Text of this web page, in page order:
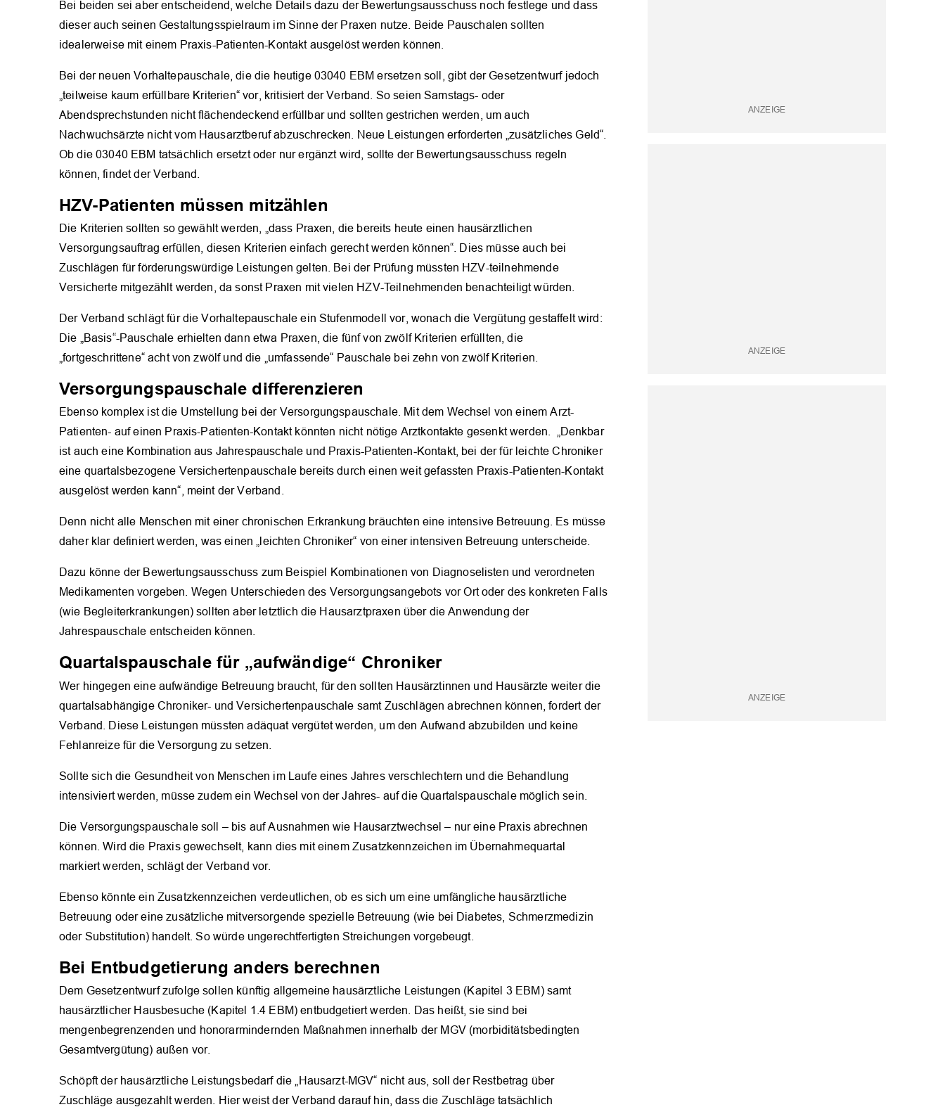
Bei beiden sei aber entscheidend, welche Details dazu der Bewertungsausschuss noch festlege und dass
dieser auch seinen Gestaltungsspielraum im Sinne der Praxen nutze. Beide Pauschalen sollten
idealerweise mit einem Praxis-Patienten-Kontakt ausgelöst werden können.
Bei der neuen Vorhaltepauschale, die die heutige 03040 EBM ersetzen soll, gibt der Gesetzentwurf jedoch
„teilweise kaum erfüllbare Kriterien“ vor, kritisiert der Verband. So seien Samstags- oder
Abendsprechstunden nicht flächendeckend erfüllbar und sollten gestrichen werden, um auch
Nachwuchsärzte nicht vom Hausarztberuf abzuschrecken. Neue Leistungen erforderten „zusätzliches Geld“.
Ob die 03040 EBM tatsächlich ersetzt oder nur ergänzt wird, sollte der Bewertungsausschuss regeln
können, findet der Verband.
HZV-Patienten müssen mitzählen
Die Kriterien sollten so gewählt werden, „dass Praxen, die bereits heute einen hausärztlichen
Versorgungsauftrag erfüllen, diesen Kriterien einfach gerecht werden können“. Dies müsse auch bei
Zuschlägen für förderungswürdige Leistungen gelten. Bei der Prüfung müssten HZV-teilnehmende
Versicherte mitgezählt werden, da sonst Praxen mit vielen HZV-Teilnehmenden benachteiligt würden.
Der Verband schlägt für die Vorhaltepauschale ein Stufenmodell vor, wonach die Vergütung gestaffelt wird:
Die „Basis“-Pauschale erhielten dann etwa Praxen, die fünf von zwölf Kriterien erfüllten, die
„fortgeschrittene“ acht von zwölf und die „umfassende“ Pauschale bei zehn von zwölf Kriterien.
Versorgungspauschale differenzieren
Ebenso komplex ist die Umstellung bei der Versorgungspauschale. Mit dem Wechsel von einem Arzt-
Patienten- auf einen Praxis-Patienten-Kontakt könnten nicht nötige Arztkontakte gesenkt werden. „Denkbar
ist auch eine Kombination aus Jahrespauschale und Praxis-Patienten-Kontakt, bei der für leichte Chroniker
eine quartalsbezogene Versichertenpauschale bereits durch einen weit gefassten Praxis-Patienten-Kontakt
ausgelöst werden kann“, meint der Verband.
Denn nicht alle Menschen mit einer chronischen Erkrankung bräuchten eine intensive Betreuung. Es müsse
daher klar definiert werden, was einen „leichten Chroniker“ von einer intensiven Betreuung unterscheide.
Dazu könne der Bewertungsausschuss zum Beispiel Kombinationen von Diagnoselisten und verordneten
Medikamenten vorgeben. Wegen Unterschieden des Versorgungsangebots vor Ort oder des konkreten Falls
(wie Begleiterkrankungen) sollten aber letztlich die Hausarztpraxen über die Anwendung der
Jahrespauschale entscheiden können.
Quartalspauschale für „aufwändige“ Chroniker
Wer hingegen eine aufwändige Betreuung braucht, für den sollten Hausärztinnen und Hausärzte weiter die
quartalsabhängige Chroniker- und Versichertenpauschale samt Zuschlägen abrechnen können, fordert der
Verband. Diese Leistungen müssten adäquat vergütet werden, um den Aufwand abzubilden und keine
Fehlanreize für die Versorgung zu setzen.
Sollte sich die Gesundheit von Menschen im Laufe eines Jahres verschlechtern und die Behandlung
intensiviert werden, müsse zudem ein Wechsel von der Jahres- auf die Quartalspauschale möglich sein.
Die Versorgungspauschale soll – bis auf Ausnahmen wie Hausarztwechsel – nur eine Praxis abrechnen
können. Wird die Praxis gewechselt, kann dies mit einem Zusatzkennzeichen im Übernahmequartal
markiert werden, schlägt der Verband vor.
Ebenso könnte ein Zusatzkennzeichen verdeutlichen, ob es sich um eine umfängliche hausärztliche
Betreuung oder eine zusätzliche mitversorgende spezielle Betreuung (wie bei Diabetes, Schmerzmedizin
oder Substitution) handelt. So würde ungerechtfertigten Streichungen vorgebeugt.
Bei Entbudgetierung anders berechnen
Dem Gesetzentwurf zufolge sollen künftig allgemeine hausärztliche Leistungen (Kapitel 3 EBM) samt
hausärztlicher Hausbesuche (Kapitel 1.4 EBM) entbudgetiert werden. Das heißt, sie sind bei
mengenbegrenzenden und honorarmindernden Maßnahmen innerhalb der MGV (morbiditätsbedingten
Gesamtvergütung) außen vor.
Schöpft der hausärztliche Leistungsbedarf die „Hausarzt-MGV“ nicht aus, soll der Restbetrag über
Zuschläge ausgezahlt werden. Hier weist der Verband darauf hin, dass die Zuschläge tatsächlich